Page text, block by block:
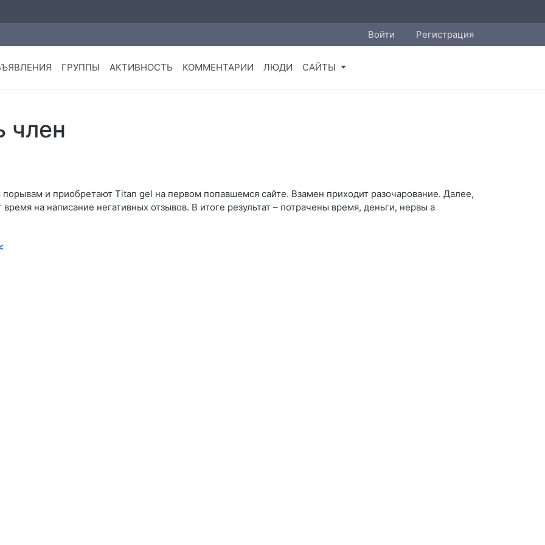
Войти Регистрация
ГРУППЫ АКТИВНОСТЬ КОММЕНТАРИИ ЛЮДИ САЙТЫ
член
и приобретают Titan gel на первом попавшемся сайте. Взамен приходит разочарование. Далее,
на написание негативных отзывов. В итоге результат – потрачены время, деньги, нервы а